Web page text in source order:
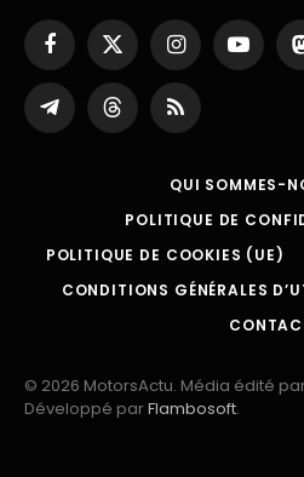
Facebook
X
(Twitter)
Instagram
Partager
sur
ThreadsRSS
QUI SOMMES-
POLITIQUE DE
POLITIQUE DE COOKIES (UE)
CONDITIONS GÉNÉRALES
© 2026 MotorsActu. Média édité
Développé parFlambosoft.